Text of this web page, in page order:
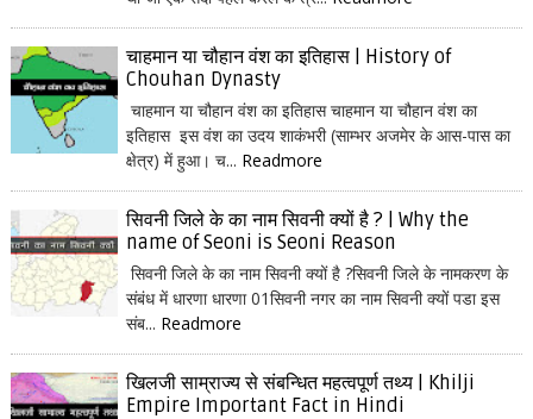
चाहमान या चौहान वंश का इतिहास | History of
Chouhan Dynasty
चाहमान या चौहान वंश का इतिहास चाहमान या चौहान वंश का
इतिहास इस वंश का उदय शाकंभरी (साम्भर अजमेर के आस-पास का
क्षेत्र) में हुआ। च... Readmore
सिवनी जिले के का नाम सिवनी क्यों है ? | Why the
name of Seoni is Seoni Reason
सिवनी जिले के का नाम सिवनी क्यों है ?सिवनी जिले के नामकरण के
संबंध में धारणा धारणा 01सिवनी नगर का नाम सिवनी क्यों पडा इस
संब... Readmore
खिलजी साम्राज्य से संबन्धित महत्वपूर्ण तथ्य | Khilji
Empire Important Fact in Hindi